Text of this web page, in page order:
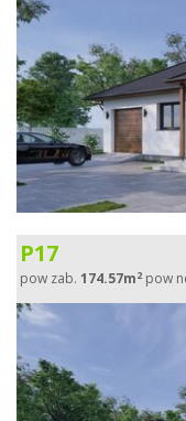
P17
pow zab. 174.57m2 pow